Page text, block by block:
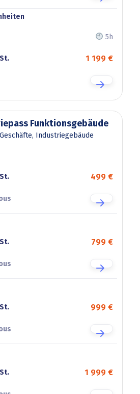
5h
1 199 €
Funktionsgebäude
Industriegebäude
499 €
799 €
999 €
1 999 €